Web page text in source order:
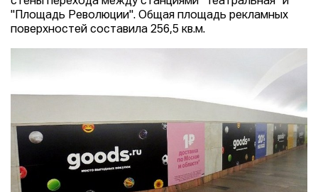
"Площадь Революции". Общая площадь рекламных
поверхностей составила 256,5 кв.м.